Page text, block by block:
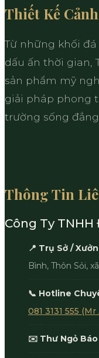
Thiết Kế
Từ những khối
dấu ấn thời gian,
sản phẩm mỹ
giải pháp phong
trường sống
Thông Tin
Công Ty
📍 Trụ Sở /
Bình, Thôn Sỏi,
📞 Hotline
081 3131 555 (Mr
✉️ Thư Ngỏ Báo